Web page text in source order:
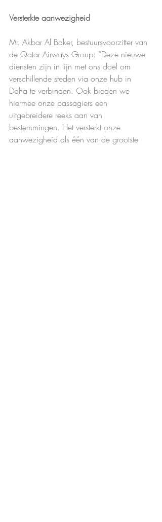
Versterkte aanwezigheid
Mr. Akbar Al Baker, bestuursvoorzitter van
de Qatar Airways Group: “Deze nieuwe
diensten zijn in lijn met ons doel om
verschillende steden via onze hub in
Doha te verbinden. Ook bieden we
hiermee onze passagiers een
uitgebreidere reeks aan van
bestemmingen. Het versterkt onze
aanwezigheid als één van de grootste